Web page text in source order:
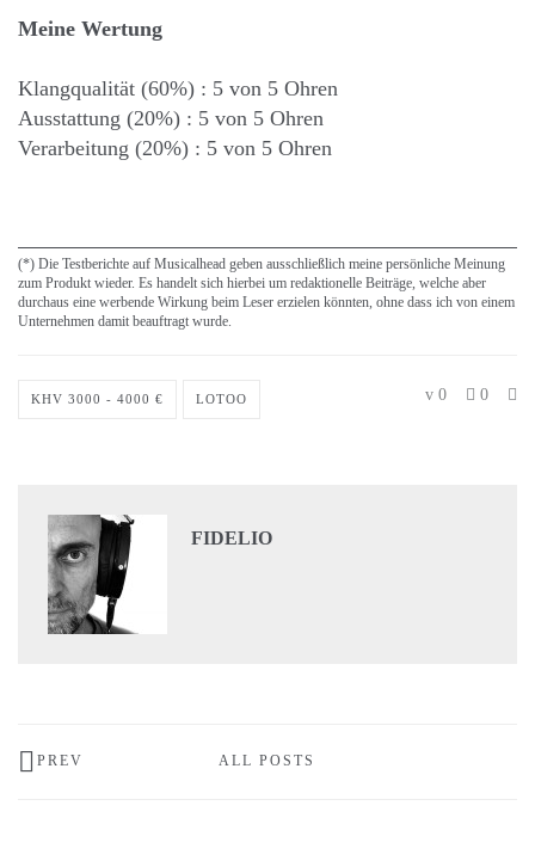
Meine Wertung
Klangqualität (60%) : 5 von 5 Ohren
Ausstattung (20%) : 5 von 5 Ohren
Verarbeitung (20%) : 5 von 5 Ohren
(*) Die Testberichte auf Musicalhead geben ausschließlich meine persönliche Meinung
zum Produkt wieder. Es handelt sich hierbei um redaktionelle Beiträge, welche aber
durchaus eine werbende Wirkung beim Leser erzielen könnten, ohne dass ich von einem
Unternehmen damit beauftragt wurde.
KHV 3000 - 4000 € LOTOO 0 0
FIDELIO
PREV ALL POSTS